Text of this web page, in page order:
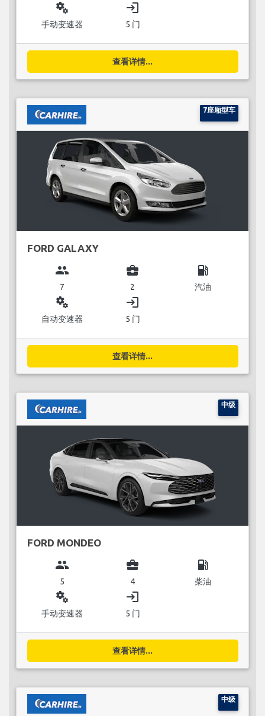
miscellaneous_services
手动变速器
login
5 门
查看详情...
7座厢型车
FORD GALAXY
group
7
business_center
2
local_gas_station
汽油
miscellaneous_services
自动变速器
login
5 门
查看详情...
中级
FORD MONDEO
group
5
business_center
4
local_gas_station
柴油
miscellaneous_services
手动变速器
login
5 门
查看详情...
中级